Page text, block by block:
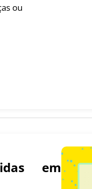
ou
em